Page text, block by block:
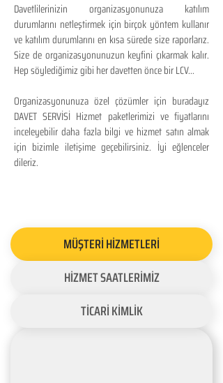
Davetlilerinizin organizasyonunuza katılım
durumlarını netleştirmek için birçok yöntem kullanır
ve katılım durumlarını en kısa sürede size raporlarız.
Size de organizasyonunuzun keyfini çıkarmak kalır.
Hep söylediğimiz gibi her davetten önce bir LCV...
Organizasyonunuza özel çözümler için buradayız
DAVET SERVİSİ Hizmet paketlerimizi ve fiyatlarını
inceleyebilir daha fazla bilgi ve hizmet satın almak
için bizimle iletişime geçebilirsiniz. İyi eğlenceler
dileriz.
MÜŞTERİ HİZMETLERİ
HİZMET SAATLERİMİZ
TİCARİ KİMLİK